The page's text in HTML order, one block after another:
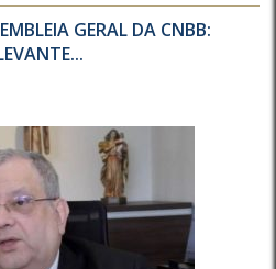
GERAL DA CNBB: